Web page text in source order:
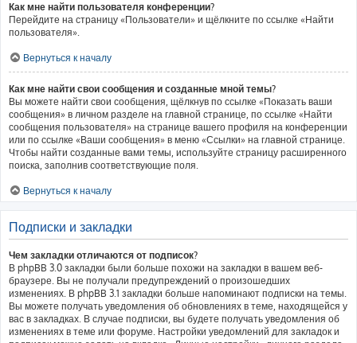
Как мне найти пользователя конференции?
Перейдите на страницу «Пользователи» и щёлкните по ссылке «Найти
пользователя».
Вернуться к началу
Как мне найти свои сообщения и созданные мной темы?
Вы можете найти свои сообщения, щёлкнув по ссылке «Показать ваши
сообщения» в личном разделе на главной странице, по ссылке «Найти
сообщения пользователя» на странице вашего профиля на конференции
или по ссылке «Ваши сообщения» в меню «Ссылки» на главной странице.
Чтобы найти созданные вами темы, используйте страницу расширенного
поиска, заполнив соответствующие поля.
Вернуться к началу
Подписки и закладки
Чем закладки отличаются от подписок?
В phpBB 3.0 закладки были больше похожи на закладки в вашем веб-
браузере. Вы не получали предупреждений о произошедших
изменениях. В phpBB 3.1 закладки больше напоминают подписки на темы.
Вы можете получать уведомления об обновлениях в теме, находящейся у
вас в закладках. В случае подписки, вы будете получать уведомления об
изменениях в теме или форуме. Настройки уведомлений для закладок и